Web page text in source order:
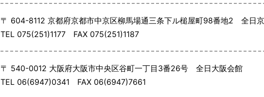
〒 604-8112 京都府京都市中京区柳馬場通三条下ル槌屋町98番地2 全日
TEL 075(251)1177 FAX 075(251)1187
〒 540-0012 大阪府大阪市中央区谷町一丁目3番26号 全日大阪会館
TEL 06(6947)0341 FAX 06(6947)7661